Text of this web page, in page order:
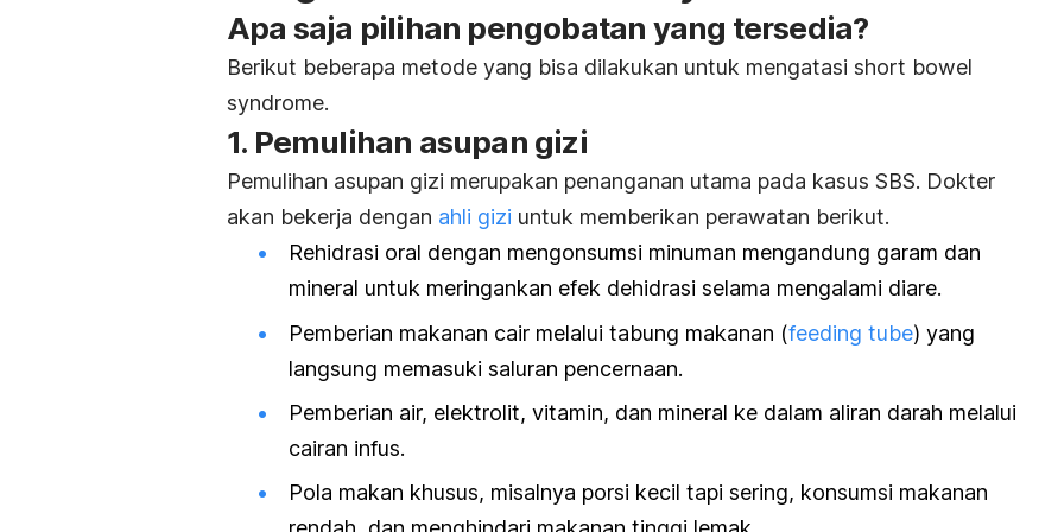
Apa saja pilihan pengobatan yang tersedia?
Berikut beberapa metode yang bisa dilakukan untuk mengatasi short bowel
syndrome.
1. Pemulihan asupan gizi
Pemulihan asupan gizi merupakan penanganan utama pada kasus SBS. Dokter
akan bekerja dengan ahli gizi untuk memberikan perawatan berikut.
Rehidrasi oral dengan mengonsumsi minuman mengandung garam dan
mineral untuk meringankan efek dehidrasi selama mengalami diare.
Pemberian makanan cair melalui tabung makanan (feeding tube) yang
langsung memasuki saluran pencernaan.
Pemberian air, elektrolit, vitamin, dan mineral ke dalam aliran darah melalui
cairan infus.
Pola makan khusus, misalnya porsi kecil tapi sering, konsumsi makanan